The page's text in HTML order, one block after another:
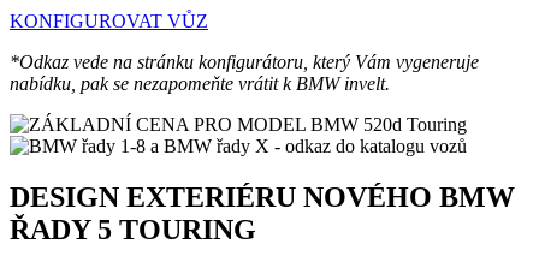
KONFIGUROVAT VŮZ
*Odkaz vede na stránku konfigurátoru, který Vám vygeneruje
nabídku, pak se nezapomeňte vrátit k BMW invelt.
DESIGN EXTERIÉRU NOVÉHO BMW
ŘADY 5 TOURING